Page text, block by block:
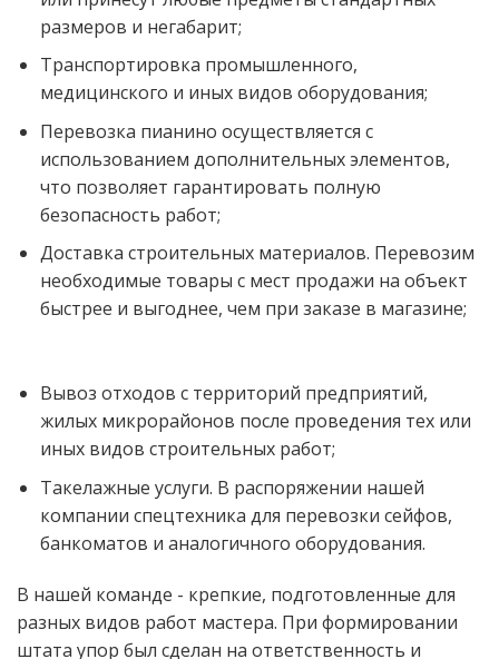
размеров и негабарит;
Транспортировка промышленного,
медицинского и иных видов оборудования;
Перевозка пианино осуществляется с
использованием дополнительных элементов,
что позволяет гарантировать полную
безопасность работ;
Доставка строительных материалов. Перевозим
необходимые товары с мест продажи на объект
быстрее и выгоднее, чем при заказе в магазине;
Вывоз отходов с территорий предприятий,
жилых микрорайонов после проведения тех или
иных видов строительных работ;
Такелажные услуги. В распоряжении нашей
компании спецтехника для перевозки сейфов,
банкоматов и аналогичного оборудования.
В нашей команде - крепкие, подготовленные для
разных видов работ мастера. При формировании
штата упор был сделан на ответственность и